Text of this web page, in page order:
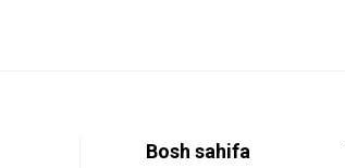
Bosh sahifa